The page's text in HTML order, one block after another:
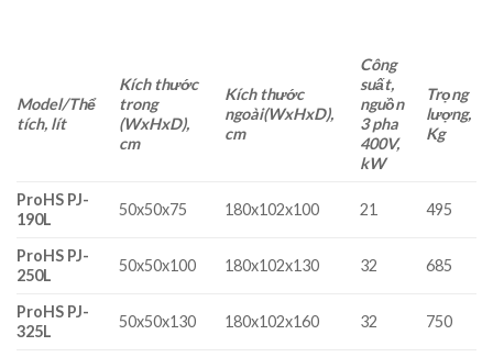
Model/Thể
tích, lít
Kích thước
trong
(WxHxD),
cm
Kích thước
ngoài(WxHxD),
cm
Công
suất,
nguồn
3 pha
400V,
kW
Trọng
lượng,
Kg
ProHS PJ-
190L
50x50x75 180x102x100 21 495
ProHS PJ-
250L
50x50x100 180x102x130 32 685
ProHS PJ-
325L
50x50x130 180x102x160 32 750